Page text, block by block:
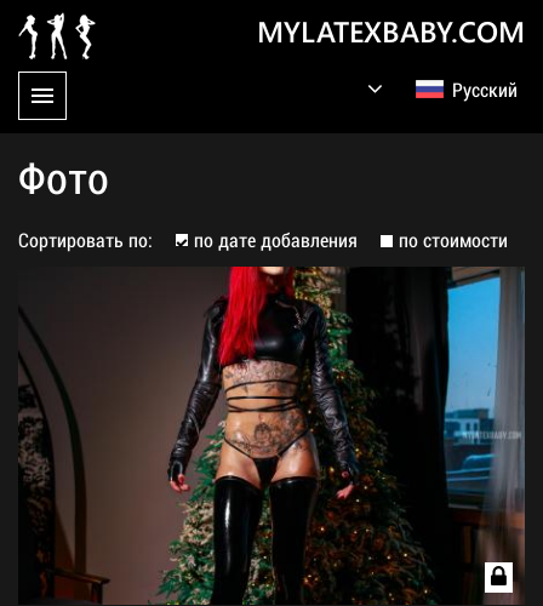
MYLATEXBABY.COM
Русский
Фото
Сортировать по: по дате добавления по стоимости